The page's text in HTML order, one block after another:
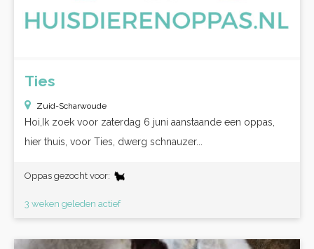
Ties
Zuid-Scharwoude
Hoi,Ik zoek voor zaterdag 6 juni aanstaande een oppas,
hier thuis, voor Ties, dwerg schnauzer...
Oppas gezocht voor:
3 weken geleden actief